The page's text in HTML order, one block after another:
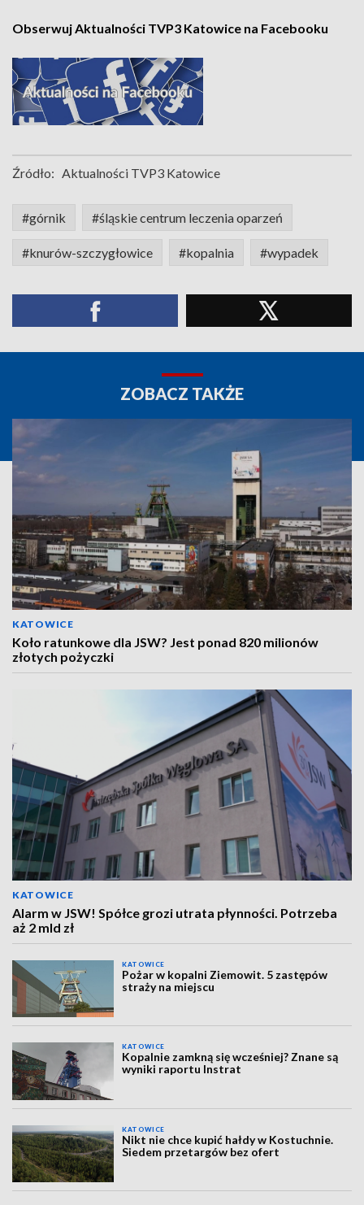
Obserwuj Aktualności TVP3 Katowice na Facebooku
Źródło: Aktualności TVP3 Katowice
#górnik #śląskie centrum leczenia oparzeń
#knurów-szczygłowice #kopalnia #wypadek
ZOBACZ TAKŻE
KATOWICE
Koło ratunkowe dla JSW? Jest ponad 820 milionów
złotych pożyczki
KATOWICE
Alarm w JSW! Spółce grozi utrata płynności. Potrzeba
aż 2 mld zł
KATOWICE
Pożar w kopalni Ziemowit. 5 zastępów
straży na miejscu
KATOWICE
Kopalnie zamkną się wcześniej? Znane są
wyniki raportu Instrat
KATOWICE
Nikt nie chce kupić hałdy w Kostuchnie.
Siedem przetargów bez ofert